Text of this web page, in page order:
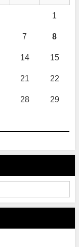
1
7 8
14 15
21 22
28 29